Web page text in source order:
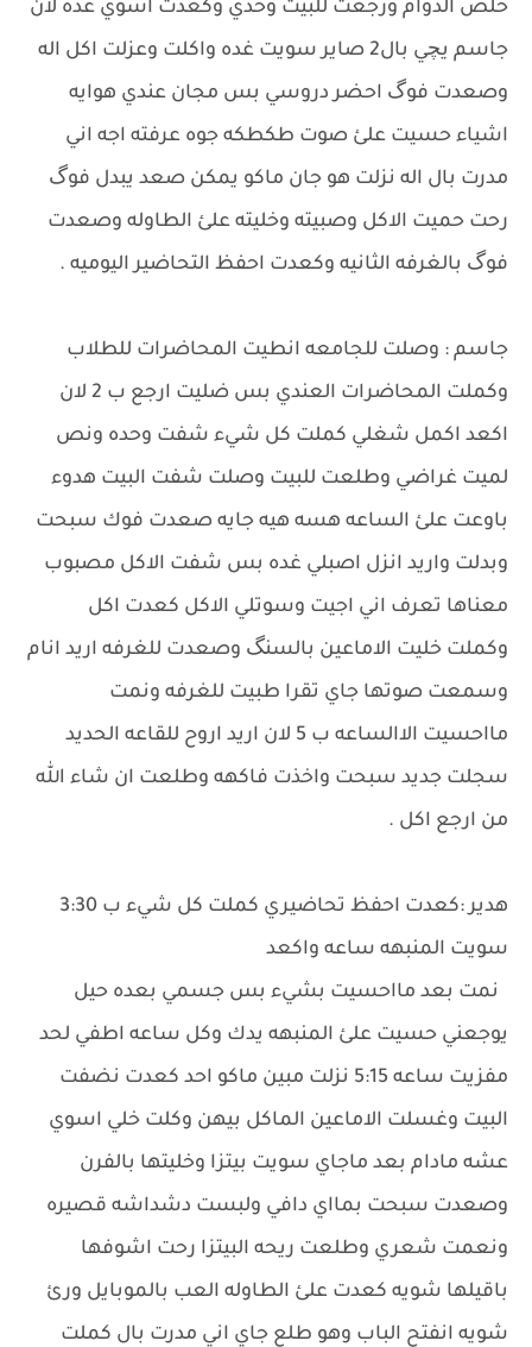
خلص الدوام ورجعت للبيت وحدي وكعدت اسوي غده لان
جاسم يچي بال2 صاير سويت غده واكلت وعزلت اكل اله
وصعدت فوگ احضر دروسي بس مجان عندي هوايه
اشياء حسيت علئ صوت طكطكه جوه عرفته اجه اني
مدرت بال اله نزلت هو جان ماكو يمكن صعد يبدل فوگ
رحت حميت الاكل وصبيته وخليته علئ الطاوله وصعدت
فوگ بالغرفه الثانيه وكعدت احفظ التحاضير اليوميه .
جاسم : وصلت للجامعه انطيت المحاضرات للطلاب
وكملت المحاضرات العندي بس ضليت ارجع ب 2 لان
اكعد اكمل شغلي كملت كل شيء شفت وحده ونص
لميت غراضي وطلعت للبيت وصلت شفت البيت هدوء
باوعت علئ الساعه هسه هيه جايه صعدت فوك سبحت
وبدلت واريد انزل اصبلي غده بس شفت الاكل مصبوب
معناها تعرف اني اجيت وسوتلي الاكل كعدت اكل
وكملت خليت الاماعين بالسنگ وصعدت للغرفه اريد انام
وسمعت صوتها جاي تقرا طبيت للغرفه ونمت
مااحسيت الاالساعه ب 5 لان اريد اروح للقاعه الحديد
سجلت جديد سبحت واخذت فاكهه وطلعت ان شاء الله
من ارجع اكل .
هدير :كعدت احفظ تحاضيري كملت كل شيء ب 3:30
سويت المنبهه ساعه واكعد
نمت بعد مااحسيت بشيء بس جسمي بعده حيل
يوجعني حسيت علئ المنبهه يدك وكل ساعه اطفي لحد
مفزيت ساعه 5:15 نزلت مبين ماكو احد كعدت نضفت
البيت وغسلت الاماعين الماكل بيهن وكلت خلي اسوي
عشه مادام بعد ماجاي سويت بيتزا وخليتها بالفرن
وصعدت سبحت بمااي دافي ولبست دشداشه قصيره
ونعمت شعري وطلعت ريحه البيتزا رحت اشوفها
باقيلها شويه كعدت علئ الطاوله العب بالموبايل ورئ
شويه انفتح الباب وهو طلع جاي اني مدرت بال كملت